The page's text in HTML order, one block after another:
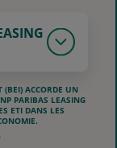
(BEI) ACCORDE UN
PARIBAS LEASING
ETI DANS LES